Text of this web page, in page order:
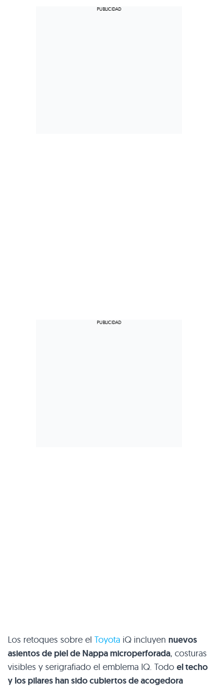
Los retoques sobre el Toyota iQ incluyen nuevos
asientos de piel de Nappa microperforada, costuras
visibles y serigrafiado el emblema IQ. Todo el techo
y los pilares han sido cubiertos de acogedora